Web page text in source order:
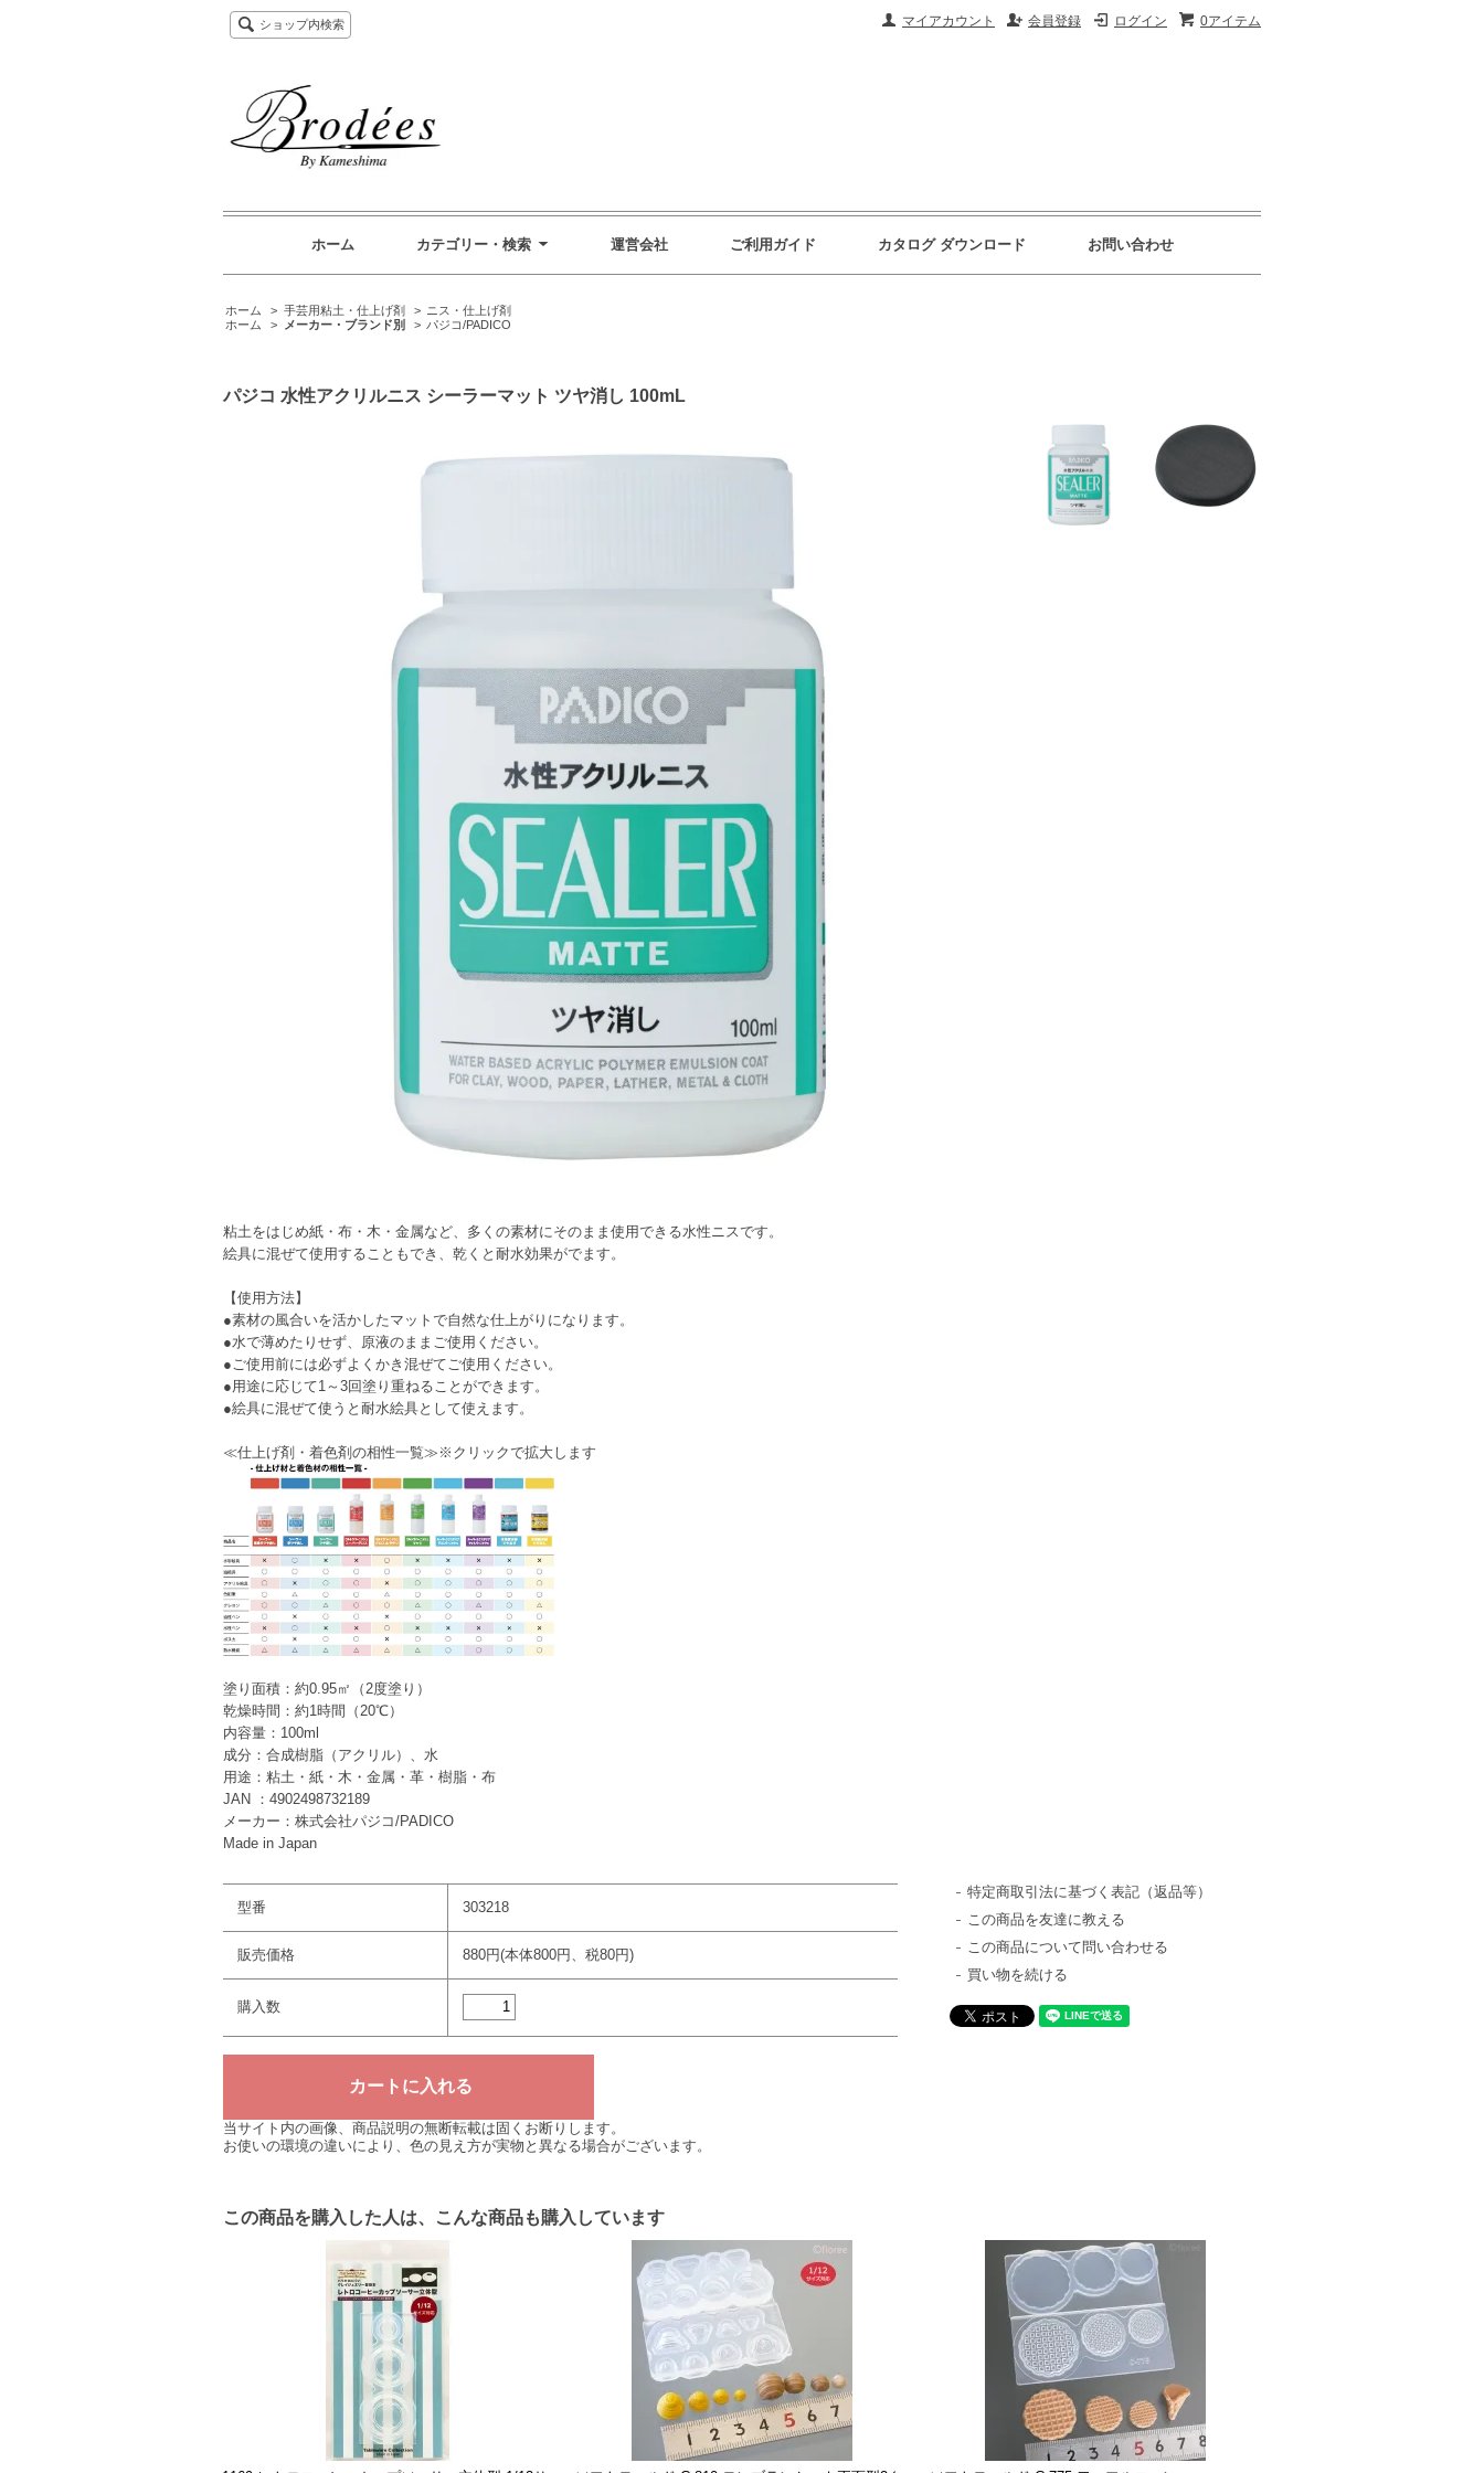
0アイテム
ログイン
会員登録
マイアカウント
ショップ内検索
ホーム カテゴリー・検索 運営会社 ご利用ガイド カタログ ダウンロード お問い合わせ
ホーム > 手芸用粘土・仕上げ剤 > ニス・仕上げ剤
ホーム
> メーカー・ブランド別 > パジコ/PADICO
パジコ 水性アクリルニス シーラーマット ツヤ消し 100mL
粘土をはじめ紙・布・木・金属など、多くの素材にそのまま使用できる水性ニスです。
絵具に混ぜて使用することもでき、乾くと耐水効果がでます。
【使用方法】
●素材の風合いを活かしたマットで自然な仕上がりになります。
●水で薄めたりせず、原液のままご使用ください。
●ご使用前には必ずよくかき混ぜてご使用ください。
●用途に応じて1～3回塗り重ねることができます。
●絵具に混ぜて使うと耐水絵具として使えます。
≪仕上げ剤・着色剤の相性一覧≫※クリックで拡大します
塗り面積：約0.95㎡（2度塗り）
乾燥時間：約1時間（20℃）
内容量：100ml
成分：合成樹脂（アクリル）、水
用途：粘土・紙・木・金属・革・樹脂・布
JAN ：4902498732189
メーカー：株式会社パジコ/PADICO
Made in Japan
型番 303218
販売価格 880円(本体800円、税80円)
購入数
当サイト内の画像、商品説明の無断転載は固くお断りします。
お使いの環境の違いにより、色の見え方が実物と異なる場合がございます。
特定商取引法に基づく表記（返品等）
この商品を友達に教える
この商品について問い合わせる
買い物を続ける
この商品を購入した人は、こんな商品も購入しています